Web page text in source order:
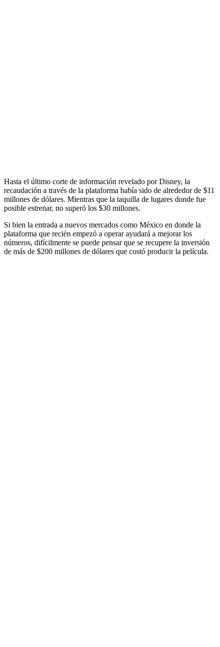
Hasta el último corte de información revelado por Disney, la
recaudación a través de la plataforma había sido de alrededor de $11
millones de dólares. Mientras que la taquilla de lugares donde fue
posible estrenar, no superó los $30 millones.
Si bien la entrada a nuevos mercados como México en donde la
plataforma que recién empezó a operar ayudará a mejorar los
números, difícilmente se puede pensar que se recupere la inversión
de más de $200 millones de dólares que costó producir la película.